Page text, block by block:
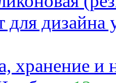
для
хранение и